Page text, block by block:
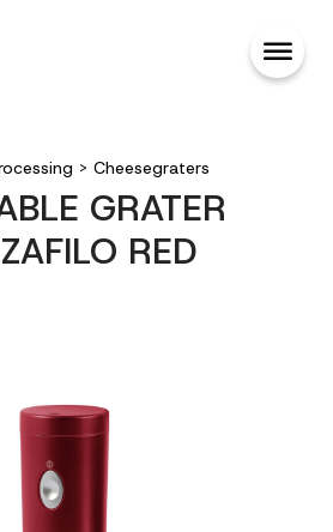
> Cheesegraters
GRATER
RED